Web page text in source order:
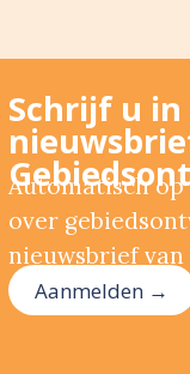
Schrijf u
Automatisch
over
nieuwsbrief
Aanmelden →